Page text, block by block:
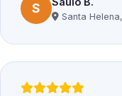
S
Santa